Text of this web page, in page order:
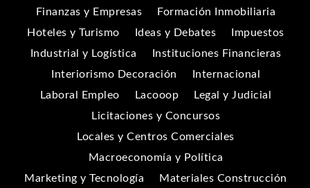
Finanzas y Empresas
Formación Inmobiliaria
Hoteles y Turismo
Ideas y Debates
Impuestos
Industrial y Logística
Instituciones Financieras
Interiorismo Decoración
Internacional
Laboral Empleo
Lacooop
Legal y Judicial
Licitaciones y Concursos
Locales y Centros Comerciales
Macroeconomía y Política
Marketing y Tecnología
Materiales Construcción